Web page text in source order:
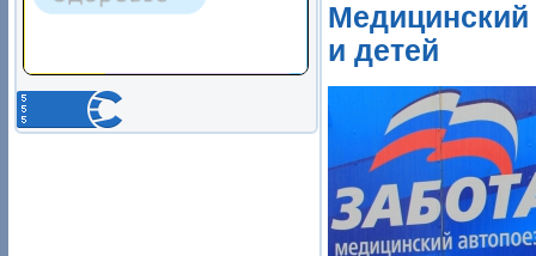
Медицинский
и детей